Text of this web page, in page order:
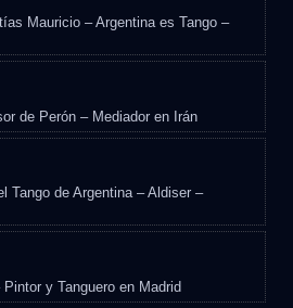
Mauricio – Argentina es Tango –
de Perón – Mediador en Irán
Tango de Argentina – Aldiser –
y Tanguero en Madrid